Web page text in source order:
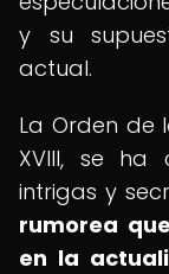
y su
actual.
La Orden de
XVIII, se
intrigas y
rumorea
en la